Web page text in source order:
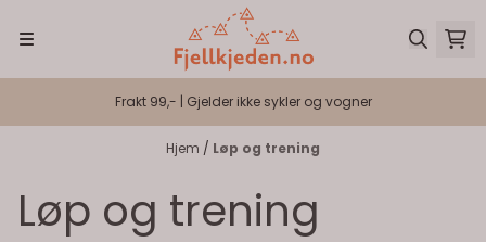
Frakt 99,- | Gjelder ikke sykler og vogner
Hjem / Løp og trening
Løp og trening